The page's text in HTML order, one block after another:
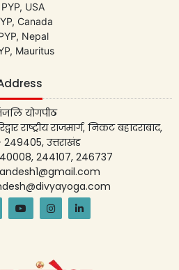
PYP, USA
Canada
Nepal
Mauritus
योगपीठ
राष्ट्रीय राजमार्ग, निकट बहादराबाद,
- 249405, उत्तराखंड
244107, 246737